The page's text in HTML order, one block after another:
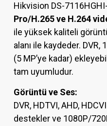
Hikvision DS-
Pro/H.265 ve H.264
ile yüksek kaliteli
alanı ile kaydeder. DVR,
(5 MP’ye kadar)
tam uyumludur.
Görüntü ve Ses:
DVR, HDTVI, AHD,
destekler ve 1080P/